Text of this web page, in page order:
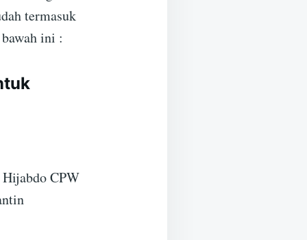
termasuk
ini :
CPW